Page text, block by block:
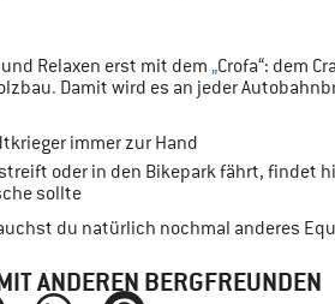
Relaxen erst mit dem „Crofa“: dem
. Damit wird es an jeder
immer zur Hand
oder in den Bikepark fährt, findet
sollte
du natürlich nochmal anderes
ANDEREN BERGFREUNDEN